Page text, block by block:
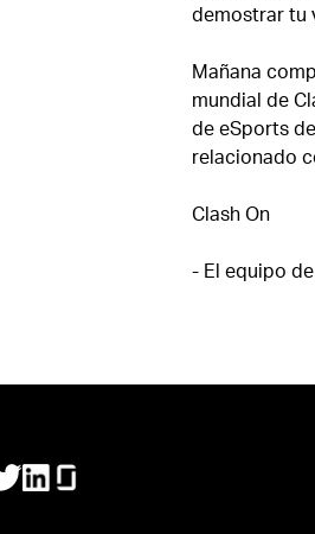
demostrar tu
Mañana
mundial de
de eSports
relacionado
Clash On
- El equipo
new tab)
in a new tab)
in a new tab)
(opens in a new tab)
(opens in a new tab)